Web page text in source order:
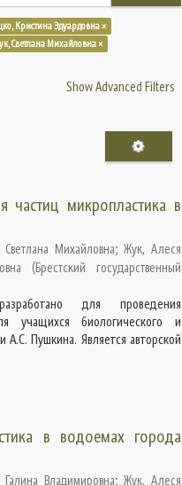
Кристина Эдуардовна ×
Светлана Михайловна ×
Show Advanced Filters
частиц микропластика в
Светлана Михайловна;Жук, Алеся
(Брестский государственный
для проведения
учащихся биологического и
Пушкина. Является авторской
в водоемах города
Галина Владимировна;Жук, Алеся